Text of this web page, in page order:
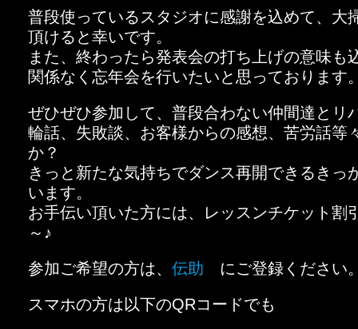
普段使っているスタジオに感謝を込めて、大
頂けると幸いです。
また、終わったら発表会の打ち上げの意味も
関係なく忘年会を行いたいと思っております
ぜひぜひ参加して、普段合わない仲間達とリ
輪話、失敗談、お客様からの感想、苦労話等
か？
きっと新たな気持ちでダンス再開できるきっ
います。
お手伝い頂いた方には、レッスンチケット割
～♪
参加ご希望の方は、 伝助 にご登録ください
スマホの方は以下のQRコードでも